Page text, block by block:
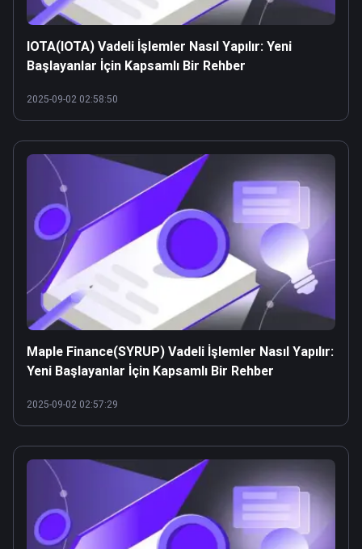
IOTA(IOTA) Vadeli İşlemler Nasıl Yapılır: Yeni
Başlayanlar İçin Kapsamlı Bir Rehber
2025-09-02 02:58:50
Maple Finance(SYRUP) Vadeli İşlemler Nasıl Yapılır:
Yeni Başlayanlar İçin Kapsamlı Bir Rehber
2025-09-02 02:57:29